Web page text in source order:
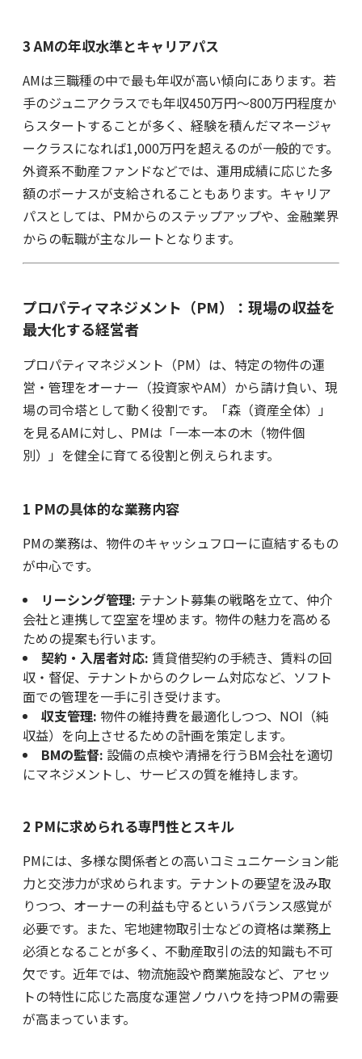
3 AMの年収水準とキャリアパス
AMは三職種の中で最も年収が高い傾向にあります。若
手のジュニアクラスでも年収450万円〜800万円程度か
らスタートすることが多く、経験を積んだマネージャ
ークラスになれば1,000万円を超えるのが一般的です。
外資系不動産ファンドなどでは、運用成績に応じた多
額のボーナスが支給されることもあります。キャリア
パスとしては、PMからのステップアップや、金融業界
からの転職が主なルートとなります。
プロパティマネジメント（PM）：現場の収益を
最大化する経営者
プロパティマネジメント（PM）は、特定の物件の運
営・管理をオーナー（投資家やAM）から請け負い、現
場の司令塔として動く役割です。「森（資産全体）」
を見るAMに対し、PMは「一本一本の木（物件個
別）」を健全に育てる役割と例えられます。
1 PMの具体的な業務内容
PMの業務は、物件のキャッシュフローに直結するもの
が中心です。
リーシング管理: テナント募集の戦略を立て、仲介
会社と連携して空室を埋めます。物件の魅力を高める
ための提案も行います。
契約・入居者対応: 賃貸借契約の手続き、賃料の回
収・督促、テナントからのクレーム対応など、ソフト
面での管理を一手に引き受けます。
収支管理: 物件の維持費を最適化しつつ、NOI（純
収益）を向上させるための計画を策定します。
BMの監督: 設備の点検や清掃を行うBM会社を適切
にマネジメントし、サービスの質を維持します。
2 PMに求められる専門性とスキル
PMには、多様な関係者との高いコミュニケーション能
力と交渉力が求められます。テナントの要望を汲み取
りつつ、オーナーの利益も守るというバランス感覚が
必要です。また、宅地建物取引士などの資格は業務上
必須となることが多く、不動産取引の法的知識も不可
欠です。近年では、物流施設や商業施設など、アセッ
トの特性に応じた高度な運営ノウハウを持つPMの需要
が高まっています。